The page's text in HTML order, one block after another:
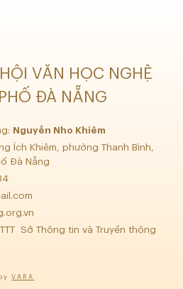
VĂN HỌC NGHỆ
ĐÀ NẴNG
Nguyễn Nho Khiêm
Ích Khiêm, phường Thanh Bình,
Đà Nẵng
Sở Thông tin và Truyền thông
VARA